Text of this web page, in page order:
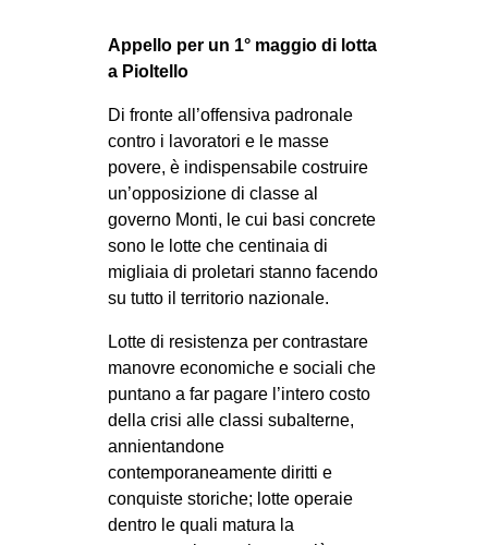
Appello per un 1° maggio di lotta
a Pioltello
Di fronte all’offensiva padronale
contro i lavoratori e le masse
povere, è indispensabile costruire
un’opposizione di classe al
governo Monti, le cui basi concrete
sono le lotte che centinaia di
migliaia di proletari stanno facendo
su tutto il territorio nazionale.
Lotte di resistenza per contrastare
manovre economiche e sociali che
puntano a far pagare l’intero costo
della crisi alle classi subalterne,
annientandone
contemporaneamente diritti e
conquiste storiche; lotte operaie
dentro le quali matura la